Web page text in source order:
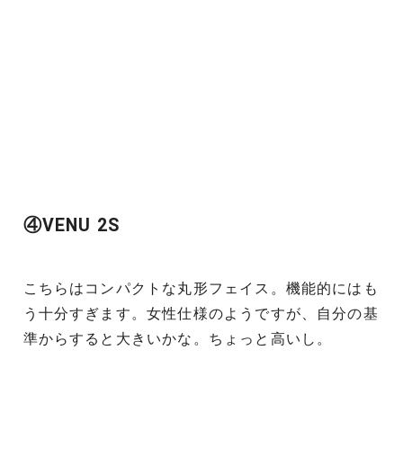
④VENU 2S
こちらはコンパクトな丸形フェイス。機能的にはも
う十分すぎます。女性仕様のようですが、自分の基
準からすると大きいかな。ちょっと高いし。